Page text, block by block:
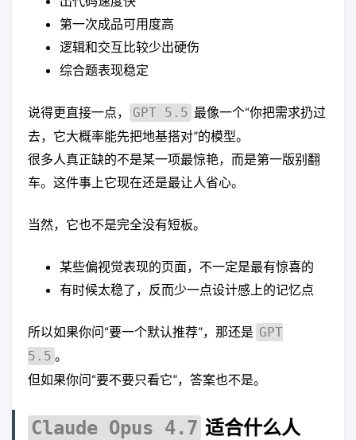
第一次成品可用度高
逻辑和交互比较少出硬伤
综合题表现稳定
说得更直接一点， GPT 5.5 最像一个“你把需求扔过
去，它大概率能先把地基搭对”的模型。
很多人真正缺的不是某一项最惊艳，而是第一版别翻
车。这件事上它现在还是最让人省心。
当然，它也不是完全没有短板。
某些偏视觉表现的页面，不一定是最有惊喜的
有时候太稳了，反而少一点设计感上的记忆点
所以如果你问“要一个默认推荐”，那还是 GPT
5.5 。
但如果你问“要不要只看它”，答案也不是。
Claude Opus 4.7 适合什么人